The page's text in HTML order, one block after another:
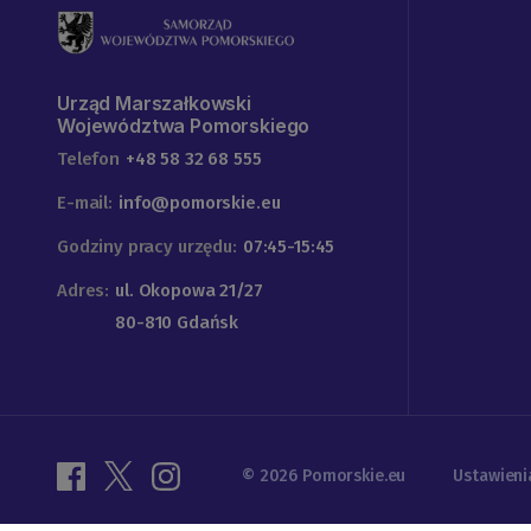
Urząd Marszałkowski
Województwa Pomorskiego
Telefon +48 58 32 68 555
E-mail: info@pomorskie.eu
Godziny pracy urzędu: 07:45-15:45
Adres: ul. Okopowa 21/27
80-810 Gdańsk
© 2026 Pomorskie.eu